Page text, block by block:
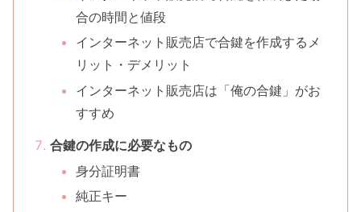
合の時間と値段
インターネット販売店で合鍵を作成するメ
リット・デメリット
インターネット販売店は「俺の合鍵」がお
すすめ
合鍵の作成に必要なもの
身分証明書
純正キー